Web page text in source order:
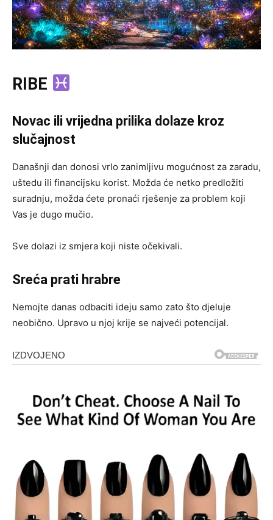
RIBE
Novac ili vrijedna prilika dolaze kroz
slučajnost
Današnji dan donosi vrlo zanimljivu mogućnost za zaradu,
uštedu ili financijsku korist. Možda će netko predložiti
suradnju, možda ćete pronaći rješenje za problem koji
Vas je dugo mučio.
Sve dolazi iz smjera koji niste očekivali.
Sreća prati hrabre
Nemojte danas odbaciti ideju samo zato što djeluje
neobično. Upravo u njoj krije se najveći potencijal.